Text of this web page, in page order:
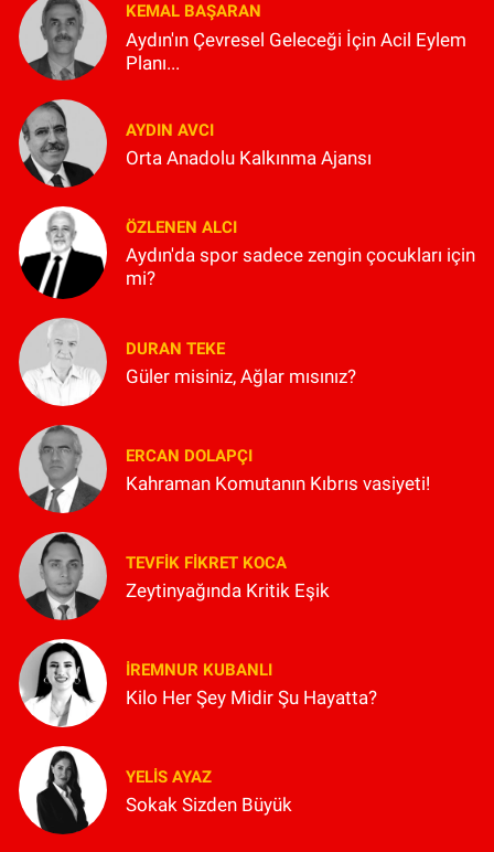
KEMAL BAŞARAN
Aydın'ın Çevresel Geleceği İçin Acil Eylem
Planı...
AYDIN AVCI
Orta Anadolu Kalkınma Ajansı
ÖZLENEN ALCI
Aydın'da spor sadece zengin çocukları için
mi?
DURAN TEKE
Güler misiniz, Ağlar mısınız?
ERCAN DOLAPÇI
Kahraman Komutanın Kıbrıs vasiyeti!
TEVFIK FIKRET KOCA
Zeytinyağında Kritik Eşik
İREMNUR KUBANLI
Kilo Her Şey Midir Şu Hayatta?
YELIS AYAZ
Sokak Sizden Büyük